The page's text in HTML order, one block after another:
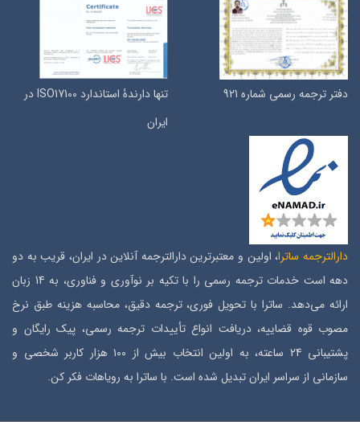
دفتر ترجمه رسمی شماره 921
تنها دارندۀ استاندارد ISO17100 در
ایران
دارالترجمه ساترا، اولین و معتبرترین دارالترجمه آنلاین در ایران، قریب به دو
دهه است خدمات ترجمه رسمی را با تکیه بر نوآوری و فناوری، به 14 زبان
ارائه می‌دهد. ساترا با تحویل فوری، ترجمه دقیق، محاسبه هزینه طبق نرخ
مصوب قوه قضاییه، دریافت انواع تأییدات ترجمه رسمی، پیک رایگان و
پشتیبانی 24 ساعته، به اولین انتخاب بیش از ۱۰۰ هزار کاربر شخصی و
سازمانی از سراسر ایران تبدیل شده است. با ساترا به رویاهات فکر کن.